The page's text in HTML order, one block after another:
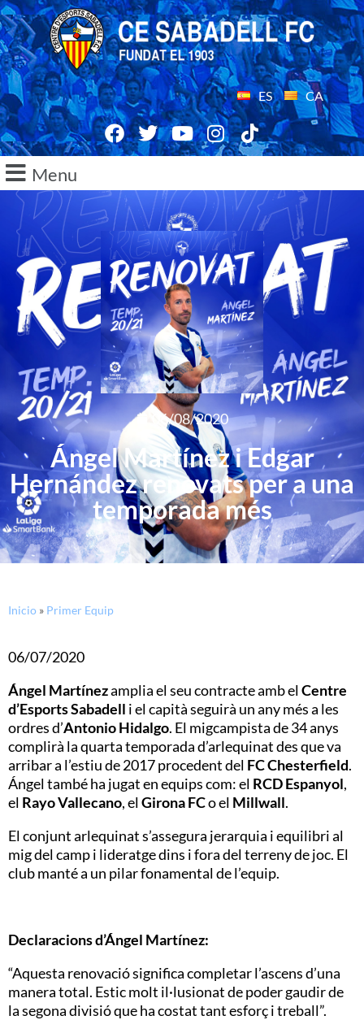
ES CA
Menu
06/08/2020
Ángel Martínez i Edgar
Hernández renovats per a una
temporada més
Inicio » Primer Equip
06/07/2020
Ángel Martínezamplia el seu contracte amb elCentre
d’Esports Sabadell i el capità seguirà un any més a les
ordres d’Antonio Hidalgo. El migcampista de 34 anys
complirà la quarta temporada d’arlequinat des que va
arribar a l’estiu de 2017 procedent del FC Chesterfield.
Ángel també ha jugat en equips com: el RCD Espanyol,
el Rayo Vallecano, elGirona FCo el Millwall.
El conjunt arlequinat s’assegura jerarquia i equilibri al
mig del camp i lideratge dins i fora del terreny de joc. El
club manté a un pilar fonamental de l’equip.
Declaracions d’Ángel Martínez:
“Aquesta renovació significa completar l’ascens d’una
manera total. Estic molt il·lusionat de poder gaudir de
la segona divisió que ha costat tant esforç i treball”.